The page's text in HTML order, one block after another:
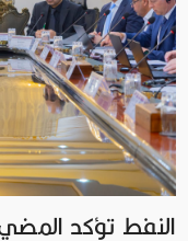
النفط تؤكد